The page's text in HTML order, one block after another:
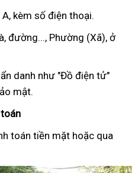
A, kèm số điện thoại.
đường..., Phường (Xã), ở
danh như "Đồ điện tử"
mật.
toán tiền mặt hoặc qua